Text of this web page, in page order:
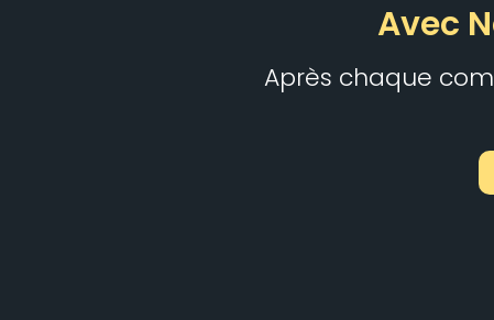
Avec
Après chaque